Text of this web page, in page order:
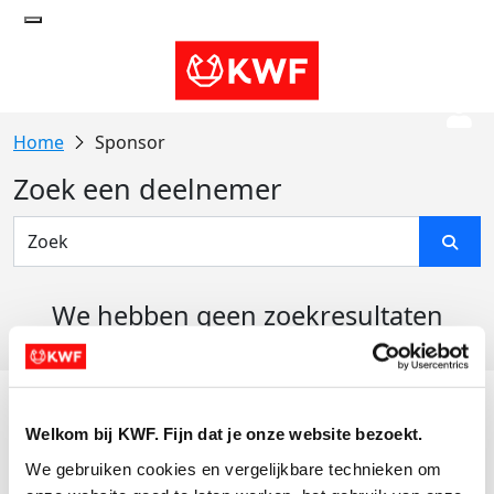
Welkom bij KWF. Fijn dat je onze website bezoekt.
We gebruiken cookies en vergelijkbare technieken om
Sponsor
Zoek een deelnemer
We hebben geen zoekresultaten
Actiematerialen
Evenementen